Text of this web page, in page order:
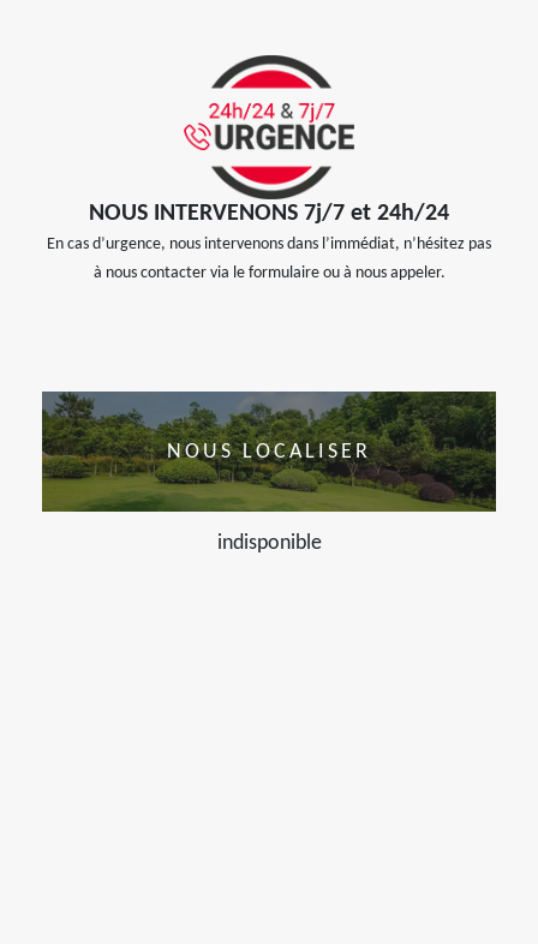
NOUS INTERVENONS 7j/7 et 24h/24
En cas d’urgence, nous intervenons dans l’immédiat, n’hésitez pas
à nous contacter via le formulaire ou à nous appeler.
NOUS LOCALISER
indisponible